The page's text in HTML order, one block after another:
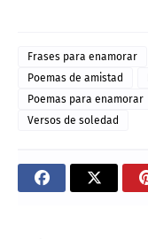
Frases para enamorar
Poemas de amistad
Poemas para enamorar
Versos de soledad